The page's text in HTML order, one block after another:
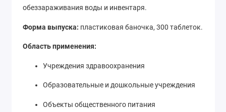
обеззараживания воды и инвентаря.
Форма выпуска: пластиковая баночка, 300 таблеток.
Область применения:
Учреждения здравоохранения
Образовательные и дошкольные учреждения
Объекты общественного питания